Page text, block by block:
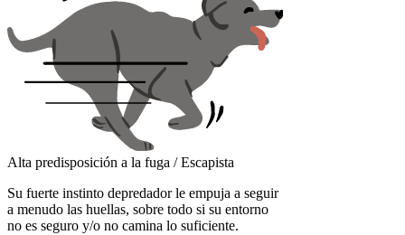
Alta predisposición a la fuga / Escapista
Su fuerte instinto depredador le empuja a seguir
a menudo las huellas, sobre todo si su entorno
no es seguro y/o no camina lo suficiente.